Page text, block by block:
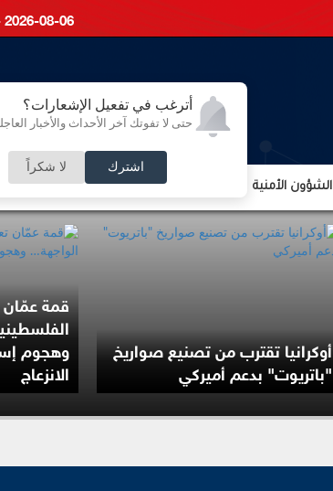
أترغب في تفعيل الإشعارات؟
حتى لا تفوتك آخر الأحداث والأخبار
اشترك لا شكراً
2026-08-06 - الخميس
الشؤون الأمنية الشؤون الإقتصادية الشؤون البرلمانية
أوكرانيا تقترب من تصنيع صواريخ
"باتريوت" بدعم أميركي
قمة عمّان
وهجوم
الانزعاج